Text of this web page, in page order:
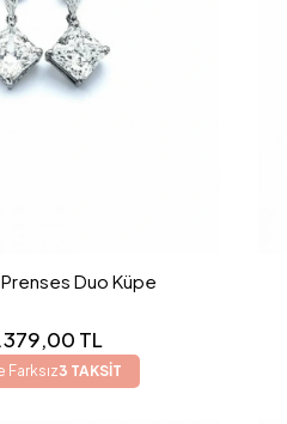
Duo Küpe
TL
Farksız3 TAKSİT